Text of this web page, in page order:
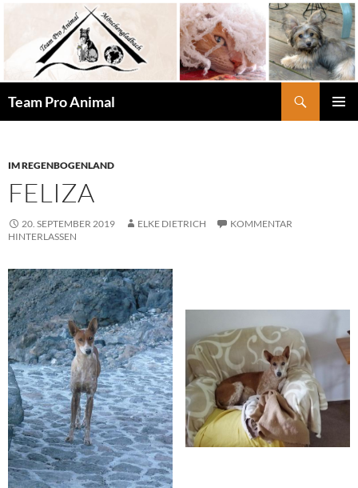
springen
Team Pro Animal
IM REGENBOGENLAND
FELIZA
20. SEPTEMBER 2019 ELKE DIETRICH
KOMMENTAR
HINTERLASSEN